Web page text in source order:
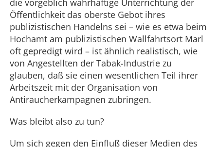
die vorgeblich wahrhaftige Unterrichtung der
Öffentlichkeit das oberste Gebot ihres
publizistischen Handelns sei – wie es etwa beim
Hochamt am publizistischen Wallfahrtsort Marl
oft gepredigt wird – ist ähnlich realistisch, wie
von Angestellten der Tabak-Industrie zu
glauben, daß sie einen wesentlichen Teil ihrer
Arbeitszeit mit der Organisation von
Antiraucherkampagnen zubringen.
Was bleibt also zu tun?
Um sich gegen den Einfluß dieser Medien des